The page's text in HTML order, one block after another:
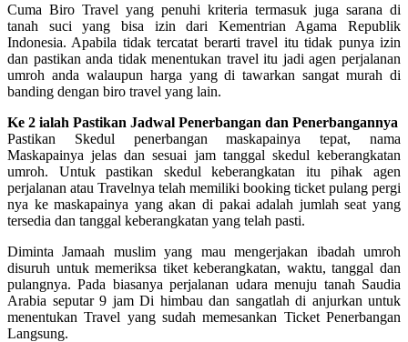
Cuma Biro Travel yang penuhi kriteria termasuk juga sarana di
tanah suci yang bisa izin dari Kementrian Agama Republik
Indonesia. Apabila tidak tercatat berarti travel itu tidak punya izin
dan pastikan anda tidak menentukan travel itu jadi agen perjalanan
umroh anda walaupun harga yang di tawarkan sangat murah di
banding dengan biro travel yang lain.
Ke 2 ialah Pastikan Jadwal Penerbangan dan Penerbangannya
Pastikan Skedul penerbangan maskapainya tepat, nama
Maskapainya jelas dan sesuai jam tanggal skedul keberangkatan
umroh. Untuk pastikan skedul keberangkatan itu pihak agen
perjalanan atau Travelnya telah memiliki booking ticket pulang pergi
nya ke maskapainya yang akan di pakai adalah jumlah seat yang
tersedia dan tanggal keberangkatan yang telah pasti.
Diminta Jamaah muslim yang mau mengerjakan ibadah umroh
disuruh untuk memeriksa tiket keberangkatan, waktu, tanggal dan
pulangnya. Pada biasanya perjalanan udara menuju tanah Saudia
Arabia seputar 9 jam Di himbau dan sangatlah di anjurkan untuk
menentukan Travel yang sudah memesankan Ticket Penerbangan
Langsung.